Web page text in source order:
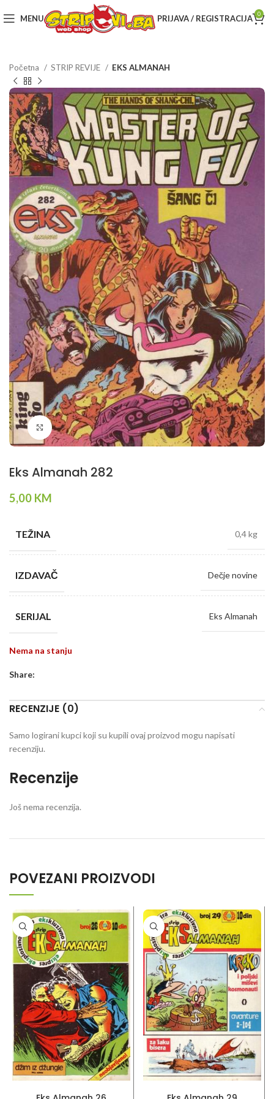
MENU PRIJAVA / REGISTRACIJA 0
Početna STRIP REVIJE EKS ALMANAH
Klikni da povečaš
Eks Almanah 282
5,00 KM
TEŽINA 0,4 kg
IZDAVAČ Dečje novine
SERIJAL Eks Almanah
Nema na stanju
Share:
RECENZIJE (0)
Recenzije
Još nema recenzija.
Samo logirani kupci koji su kupili ovaj proizvod mogu napisati
recenziju.
POVEZANI PROIZVODI